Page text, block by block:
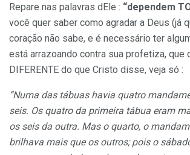
Repare nas palavras dEle : “dependem
você quer saber como agradar a Deus (já
coração não sabe, e é necessário ter
está arrazoando contra sua profetiza, que
DIFERENTE do que Cristo disse, veja só :
“Numa das tábuas havia quatro
seis. Os quatro da primeira tábua eram
os seis da outra. Mas o quarto, o
brilhava mais que os outros; pois o